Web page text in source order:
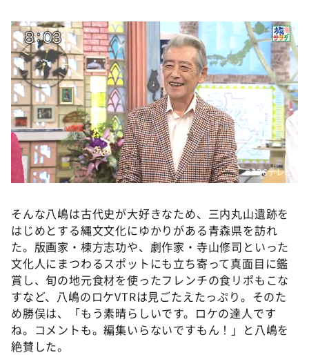
©️ABCテレビ
そんな八嶋は古代史が大好きなため、三内丸山遺跡を
はじめとする縄文文化にゆかりがある青森県を訪れ
た。版画家・棟方志功や、劇作家・寺山修司といった
文化人にまつわるスポットにも立ち寄って真面目に鑑
賞し、旬の地元食材を使ったフレンチの食リポもこな
すなど、八嶋のロケVTRは見ごたえたっぷり。そのた
め勝俣は、「もう素晴らしいです。ロケの達人です
ね。コメントも。編集いらないですもん！」と八嶋を
絶賛した。